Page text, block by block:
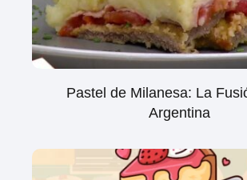
Pastel de Milanesa: La
Argentina